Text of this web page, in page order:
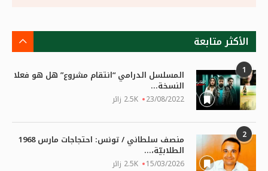
الأكثر متابعة
1 المسلسل الدرامي “انتقام مشروع” هل هو فعلا
النسخة...
23/08/2022 2.5K زائر
2 منصف سلطاني / تونس: احتجاجات مارس 1968
الطلابيّة،...
15/03/2026 2.5K زائر